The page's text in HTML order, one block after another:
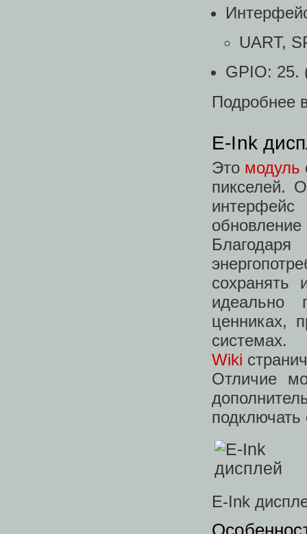
UART,
GPIO: 25.
Подробнее
E-Ink
Это модуль
пикселей.
обновление
сохранять
идеально
ценниках,
системах.
Wiki
Отличие
E-Ink